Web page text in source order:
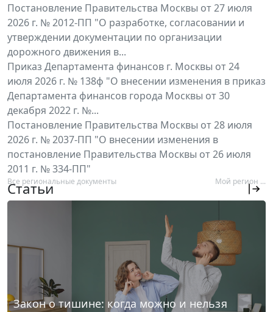
Постановление Правительства Москвы от 27 июля
2026 г. № 2012-ПП "О разработке, согласовании и
утверждении документации по организации
дорожного движения в...
Приказ Департамента финансов г. Москвы от 24
июля 2026 г. № 138ф "О внесении изменения в приказ
Департамента финансов города Москвы от 30
декабря 2022 г. №...
Постановление Правительства Москвы от 28 июля
2026 г. № 2037-ПП "О внесении изменения в
постановление Правительства Москвы от 26 июля
2011 г. № 334-ПП"
Все региональные документы Мой регион ...
Статьи
Закон о тишине: когда можно и нельзя